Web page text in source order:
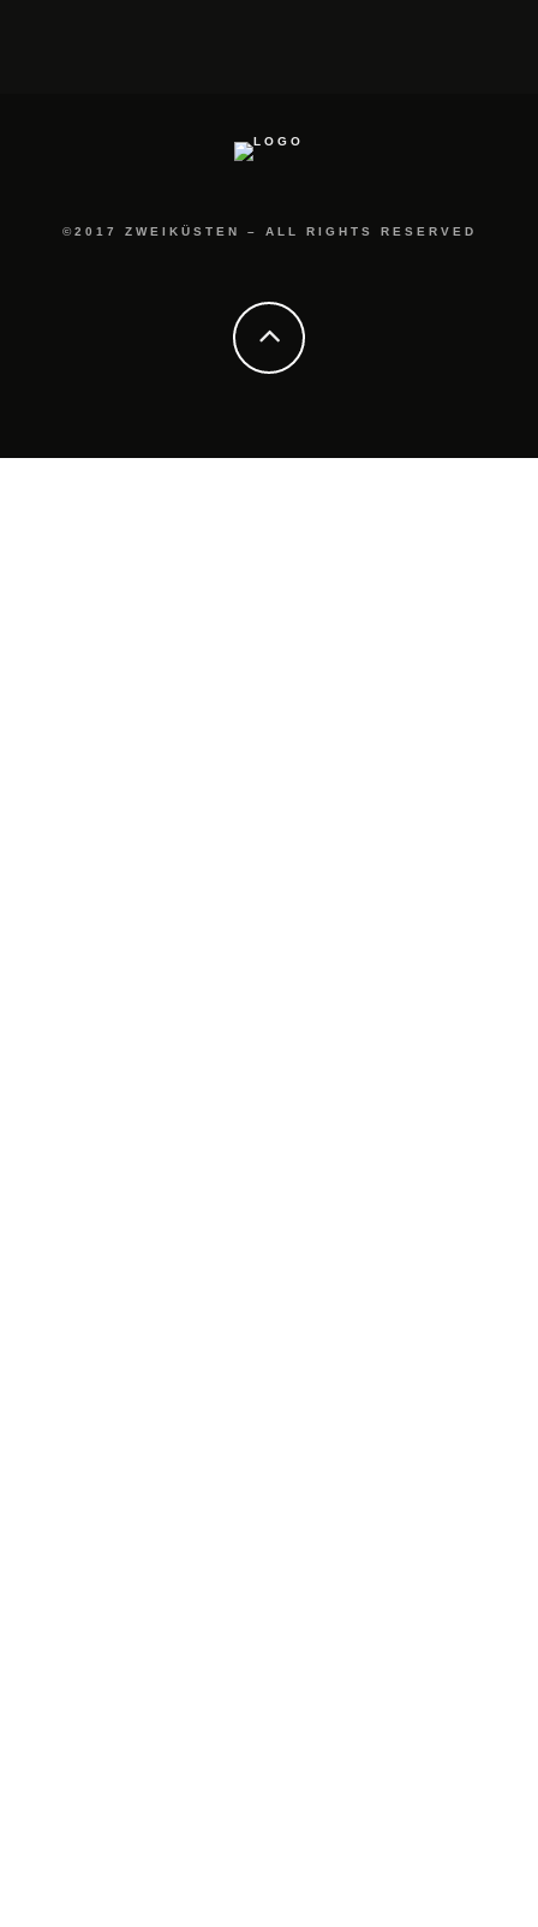
©2017 ZWEIKÜSTEN – ALL RIGHTS RESERVED